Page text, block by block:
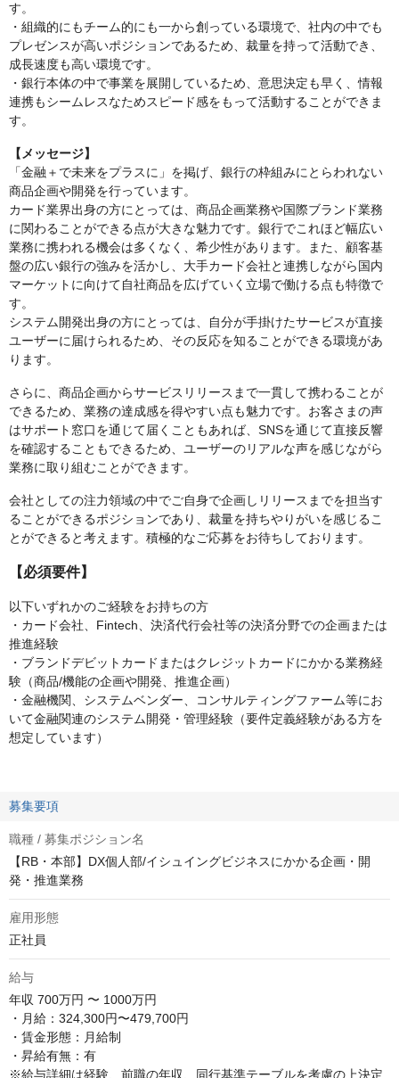
す。
・組織的にもチーム的にも一から創っている環境で、社内の中でも
プレゼンスが高いポジションであるため、裁量を持って活動でき、
成長速度も高い環境です。
・銀行本体の中で事業を展開しているため、意思決定も早く、情報
連携もシームレスなためスピード感をもって活動することができま
す。
【メッセージ】
「金融＋で未来をプラスに」を掲げ、銀行の枠組みにとらわれない
商品企画や開発を行っています。
カード業界出身の方にとっては、商品企画業務や国際ブランド業務
に関わることができる点が大きな魅力です。銀行でこれほど幅広い
業務に携われる機会は多くなく、希少性があります。また、顧客基
盤の広い銀行の強みを活かし、大手カード会社と連携しながら国内
マーケットに向けて自社商品を広げていく立場で働ける点も特徴で
す。
システム開発出身の方にとっては、自分が手掛けたサービスが直接
ユーザーに届けられるため、その反応を知ることができる環境があ
ります。
さらに、商品企画からサービスリリースまで一貫して携わることが
できるため、業務の達成感を得やすい点も魅力です。お客さまの声
はサポート窓口を通じて届くこともあれば、SNSを通じて直接反響
を確認することもできるため、ユーザーのリアルな声を感じながら
業務に取り組むことができます。
会社としての注力領域の中でご自身で企画しリリースまでを担当す
ることができるポジションであり、裁量を持ちやりがいを感じるこ
とができると考えます。積極的なご応募をお待ちしております。
【必須要件】
以下いずれかのご経験をお持ちの方
・カード会社、Fintech、決済代行会社等の決済分野での企画または
推進経験
・ブランドデビットカードまたはクレジットカードにかかる業務経
験（商品/機能の企画や開発、推進企画）
・金融機関、システムベンダー、コンサルティングファーム等にお
いて金融関連のシステム開発・管理経験（要件定義経験がある方を
想定しています）
募集要項
職種 / 募集ポジション名
【RB・本部】DX個人部/イシュイングビジネスにかかる企画・開
発・推進業務
雇用形態
正社員
給与
年収 700万円 〜 1000万円
・月給：324,300円〜479,700円
・賃金形態：月給制
・昇給有無：有
※給与詳細は経験、前職の年収、同行基準テーブルを考慮の上決定